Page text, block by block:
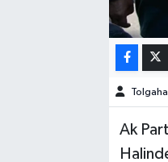
Ak
OTOMOTİV